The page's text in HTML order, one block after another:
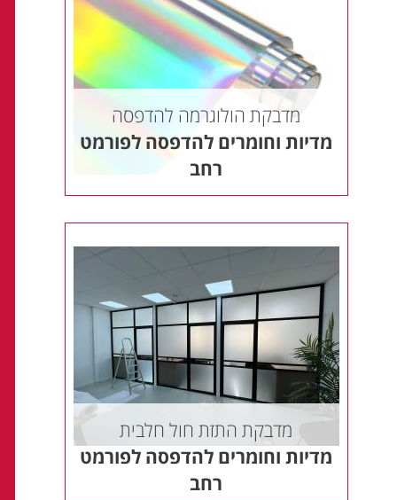
מדבקת הולוגרמה להדפסה
מדיות וחומרים להדפסה לפורמט
רחב
מדבקת התזת חול חלבית
מדיות וחומרים להדפסה לפורמט
רחב